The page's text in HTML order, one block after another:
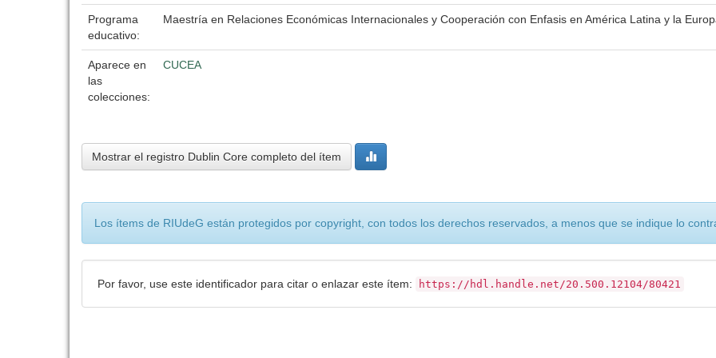
Programa
educativo:
Maestría en Relaciones Económicas Internacionales y Cooperación con Enfasis en América Latina y la
Aparece en
las
colecciones:
CUCEA
Mostrar el registro Dublin Core completo del ítem
Los ítems de RIUdeG están protegidos por copyright, con todos los derechos reservados, a menos que se indique lo
Por favor, use este identificador para citar o enlazar este ítem: https://hdl.handle.net/20.500.12104/80421